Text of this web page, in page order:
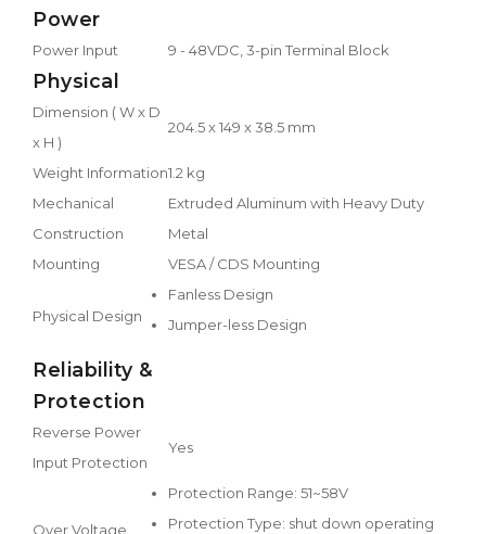
Power
Power Input 9 - 48VDC, 3-pin Terminal Block
Physical
Dimension ( W x D
x H )
204.5 x 149 x 38.5 mm
Weight Information1.2 kg
Mechanical
Construction
Extruded Aluminum with Heavy Duty
Metal
Mounting
VESA / CDS Mounting
Physical Design
Fanless Design
Jumper-less Design
Reliability &
Protection
Reverse Power
Input Protection
Yes
Over Voltage
Protection Range: 51~58V
Protection Type: shut down operating